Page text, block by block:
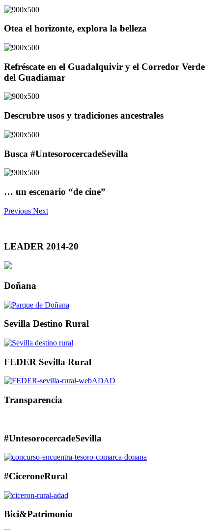
Otea el horizonte, explora la belleza
Refréscate en el Guadalquivir y el Corredor Verde
del Guadiamar
Descrubre usos y tradiciones ancestrales
Busca #UntesorocercadeSevilla
… un escenario “de cine”
Previous Next
LEADER 2014-20
Doñana
Sevilla Destino Rural
FEDER Sevilla Rural
Transparencia
#UntesorocercadeSevilla
#CiceroneRural
Bici&Patrimonio